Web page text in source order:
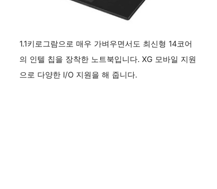
1.1키로그람으로 매우 가벼우면서도 최신형 14코어
의 인텔 칩을 장착한 노트북입니다. XG 모바일 지원
으로 다양한 I/O 지원을 해 줍니다.